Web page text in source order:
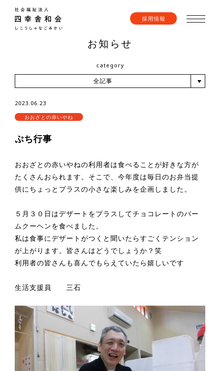
採用情報
お知らせ
category
全記事
2023.06.23
おおざとの赤いやね
ぷち行事
おおざとの赤いやねの利用者は食べることが好きな方が
たくさんおられます。そこで、今年度は毎日のお弁当提
供にちょっとプラスの小さな楽しみを企画しました。
５月３０日はデザートをプラスしてチョコレートのバー
ムクーヘンを食べました。
私は食事にデザートがつくと聞いたらすごくテンション
が上がります。皆さんはどうでしょうか？笑
利用者の皆さんも喜んでもらえていたら嬉しいです
生活支援員 三石